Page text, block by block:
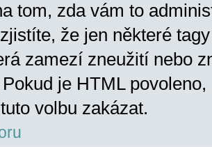
tom, zda vám to
že jen některé
zamezí zneužití nebo
je HTML
volbu zakázat.